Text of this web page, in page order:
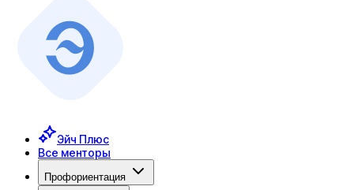
Эйч Плюс
Все менторы
Профориентация